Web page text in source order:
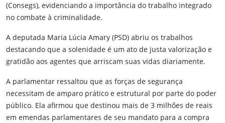
(Consegs), evidenciando a importância do trabalho integrado
no combate à criminalidade.
A deputada Maria Lúcia Amary (PSD) abriu os trabalhos
destacando que a solenidade é um ato de justa valorização e
gratidão aos agentes que arriscam suas vidas diariamente.
A parlamentar ressaltou que as forças de segurança
necessitam de amparo prático e estrutural por parte do poder
público. Ela afirmou que destinou mais de 3 milhões de reais
em emendas parlamentares de seu mandato para a compra